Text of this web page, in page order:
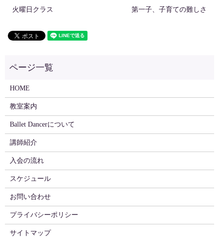
火曜日クラス 第一子、子育ての難しさ
HOME
教室案内
Ballet Dancerについて
講師紹介
入会の流れ
スケジュール
お問い合わせ
プライバシーポリシー
サイトマップ